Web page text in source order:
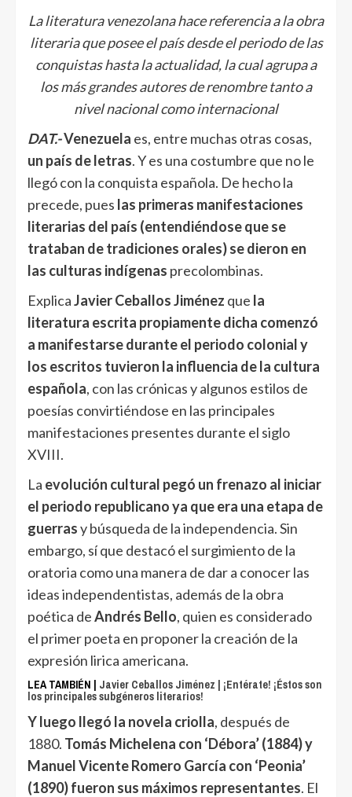
La literatura venezolana hace referencia a la obra
literaria que posee el país desde el periodo de las
conquistas hasta la actualidad, la cual agrupa a
los más grandes autores de renombre tanto a
nivel nacional como internacional
DAT.-Venezuela es, entre muchas otras cosas,
un país de letras. Y es una costumbre que no le
llegó con la conquista española. De hecho la
precede, pues las primeras manifestaciones
literarias del país (entendiéndose que se
trataban de tradiciones orales) se dieron en
las culturas indígenas precolombinas.
ExplicaJavier Ceballos Jiménez que la
literatura escrita propiamente dicha comenzó
a manifestarse durante el periodo colonial y
los escritos tuvieron la influencia de la cultura
española, con las crónicas y algunos estilos de
poesías convirtiéndose en las principales
manifestaciones presentes durante el siglo
XVIII.
La evolución cultural pegó un frenazo al iniciar
el periodo republicano ya que era una etapa de
guerrasy búsqueda de la independencia. Sin
embargo, sí que destacó el surgimiento de la
oratoria como una manera de dar a conocer las
ideas independentistas, además de la obra
poética deAndrés Bello, quien es considerado
el primer poeta en proponer la creación de la
expresión lirica americana.
LEA TAMBIÉN | Javier Ceballos Jiménez | ¡Entérate! ¡Éstos son
los principales subgéneros literarios!
Y luego llegó la novela criolla, después de
1880. Tomás Michelena con ‘Débora’ (1884) y
Manuel Vicente Romero García con ‘Peonia’
(1890) fueron sus máximos representantes. El